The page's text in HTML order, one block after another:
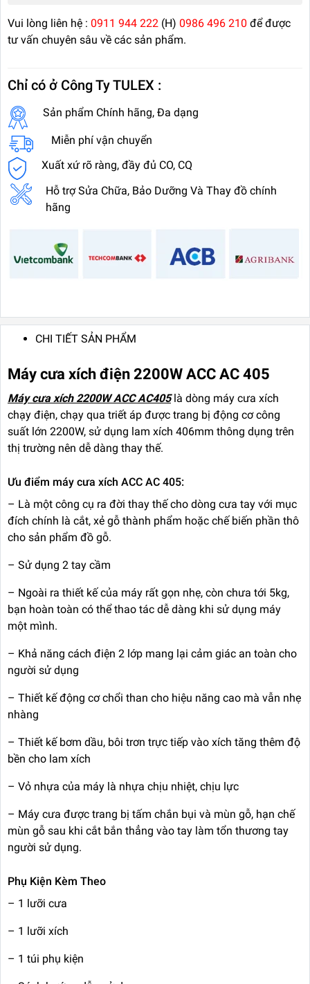
Vui lòng liên hệ : 0911 944 222 (H) 0986 496 210 để được
tư vấn chuyên sâu về các sản phẩm.
Chỉ có ở Công Ty TULEX :
Sản phẩm Chính hãng, Đa dạng
Miễn phí vận chuyển
Xuất xứ rõ ràng, đầy đủ CO, CQ
Hỗ trợ Sửa Chữa, Bảo Dưỡng Và Thay đồ chính
hãng
CHI TIẾT SẢN PHẨM
Máy cưa xích điện 2200W ACC AC 405
Máy cưa xích 2200W ACC AC405là dòng máy cưa xích
chạy điện, chạy qua triết áp được trang bị động cơ công
suất lớn 2200W, sử dụng lam xích 406mm thông dụng trên
thị trường nên dễ dàng thay thế.
Ưu điểm máy cưa xích ACC AC 405:
– Là một công cụ ra đời thay thế cho dòng cưa tay với mục
đích chính là cắt, xẻ gỗ thành phẩm hoặc chế biến phần thô
cho sản phẩm đồ gỗ.
– Sử dụng 2 tay cầm
– Ngoài ra thiết kế của máy rất gọn nhẹ, còn chưa tới 5kg,
bạn hoàn toàn có thể thao tác dễ dàng khi sử dụng máy
một mình.
– Khả năng cách điện 2 lớp mang lại cảm giác an toàn cho
người sử dụng
– Thiết kế động cơ chổi than cho hiệu năng cao mà vẫn nhẹ
nhàng
– Thiết kế bơm dầu, bôi trơn trực tiếp vào xích tăng thêm độ
bền cho lam xích
– Vỏ nhựa của máy là nhựa chịu nhiệt, chịu lực
– Máy cưa được trang bị tấm chắn bụi và mùn gỗ, hạn chế
mùn gỗ sau khi cắt bắn thẳng vào tay làm tổn thương tay
người sử dụng.
Phụ Kiện Kèm Theo
– 1 lưỡi cưa
– 1 lưỡi xích
– 1 túi phụ kiện